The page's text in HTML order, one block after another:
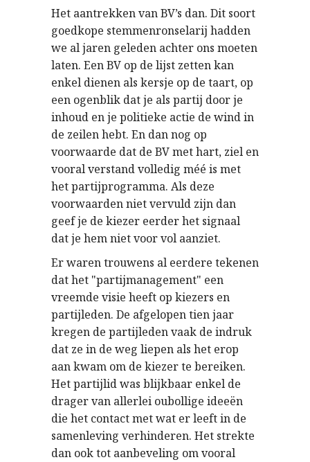
Het aantrekken van BV’s dan. Dit soort
goedkope stemmenronselarij hadden
we al jaren geleden achter ons moeten
laten. Een BV op de lijst zetten kan
enkel dienen als kersje op de taart, op
een ogenblik dat je als partij door je
inhoud en je politieke actie de wind in
de zeilen hebt. En dan nog op
voorwaarde dat de BV met hart, ziel en
vooral verstand volledig méé is met
het partijprogramma. Als deze
voorwaarden niet vervuld zijn dan
geef je de kiezer eerder het signaal
dat je hem niet voor vol aanziet.
Er waren trouwens al eerdere tekenen
dat het "partijmanagement" een
vreemde visie heeft op kiezers en
partijleden. De afgelopen tien jaar
kregen de partijleden vaak de indruk
dat ze in de weg liepen als het erop
aan kwam om de kiezer te bereiken.
Het partijlid was blijkbaar enkel de
drager van allerlei oubollige ideeën
die het contact met wat er leeft in de
samenleving verhinderen. Het strekte
dan ook tot aanbeveling om vooral